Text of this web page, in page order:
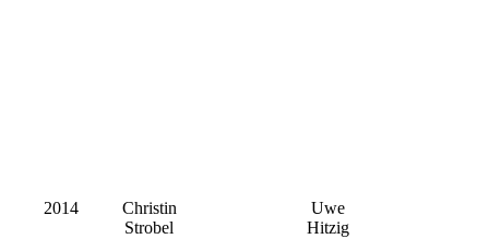
2014
Christin
Strobel
Uwe
Hitzig